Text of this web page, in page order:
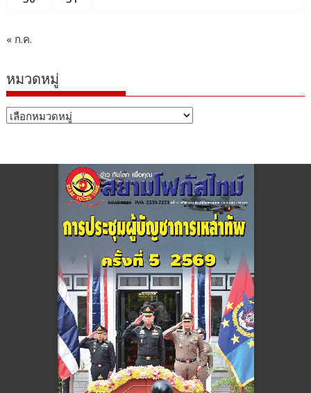
« ก.ค.
หมวดหมู่
หมวด